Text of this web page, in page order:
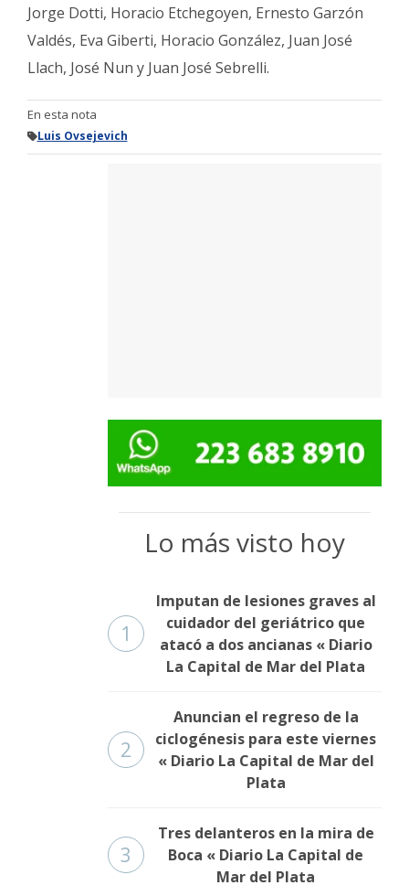
Jorge Dotti, Horacio Etchegoyen, Ernesto Garzón
Valdés, Eva Giberti, Horacio González, Juan José
Llach, José Nun y Juan José Sebrelli.
En esta nota
Luis Ovsejevich
Lo más visto hoy
1
Imputan de lesiones graves al
cuidador del geriátrico que
atacó a dos ancianas « Diario
La Capital de Mar del Plata
2
Anuncian el regreso de la
ciclogénesis para este viernes
« Diario La Capital de Mar del
Plata
3
Tres delanteros en la mira de
Boca « Diario La Capital de
Mar del Plata